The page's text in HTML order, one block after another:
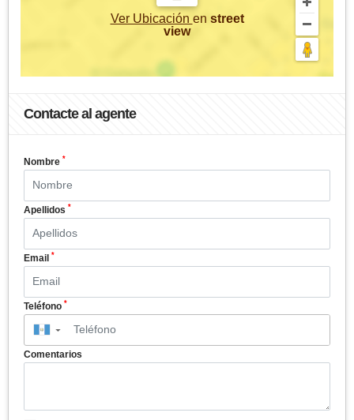
Ver Ubicación en street
view
Contacte al agente
Nombre *
Apellidos *
Email *
Teléfono *
▼
Comentarios